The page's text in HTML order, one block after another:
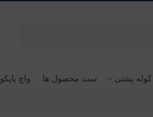
پشتی ست محصول ها واچ پاپکو